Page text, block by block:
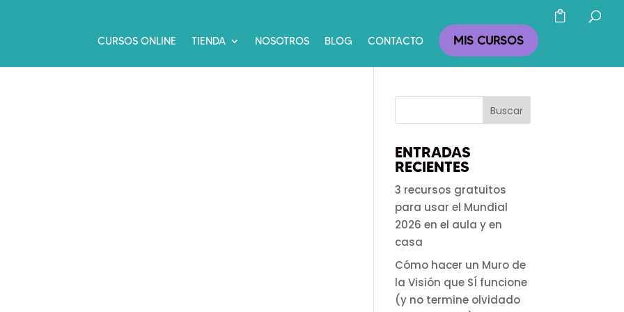
CURSOS ONLINE TIENDA NOSOTROS BLOG CONTACTO MIS CURSOS
ENTRADAS
RECIENTES
3 recursos gratuitos
para usar el Mundial
2026 en el aula y en
casa
Cómo hacer un Muro de
la Visión que SÍ funcione
(y no termine olvidado